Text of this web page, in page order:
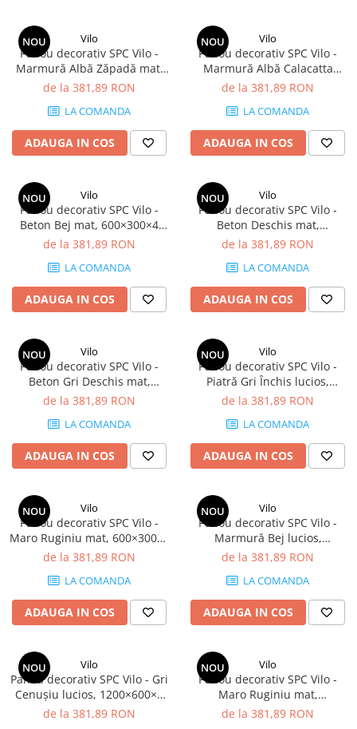
NOU Vilo
Panou decorativ SPC Vilo -
Marmură Albă Zăpadă mat,
600×300×4 mm, 2.34 mp/cutie
de la 381,89 RON
LA COMANDA
ADAUGA IN COS
NOU Vilo
Panou decorativ SPC Vilo -
Marmură Albă Calacatta
lucios, 600×300×4 mm, 2.34
de la 381,89 RON
LA COMANDA
ADAUGA IN COS
NOU Vilo
Panou decorativ SPC Vilo -
Beton Bej mat, 600×300×4
mm, 2.34 mp/cutie (13
de la 381,89 RON
LA COMANDA
ADAUGA IN COS
NOU Vilo
Panou decorativ SPC Vilo -
Beton Deschis mat,
600×300×4 mm, 2.34 mp/cutie
de la 381,89 RON
LA COMANDA
ADAUGA IN COS
NOU Vilo
Panou decorativ SPC Vilo -
Beton Gri Deschis mat,
600×300×4 mm, 2.34 mp/cutie
de la 381,89 RON
LA COMANDA
ADAUGA IN COS
NOU Vilo
Panou decorativ SPC Vilo -
Piatră Gri Închis lucios,
600×300×4 mm, 2.34 mp/cutie
de la 381,89 RON
LA COMANDA
ADAUGA IN COS
NOU Vilo
Panou decorativ SPC Vilo -
Maro Ruginiu mat, 600×300×4
mm, 2.34 mp/cutie (13
de la 381,89 RON
LA COMANDA
ADAUGA IN COS
NOU Vilo
Panou decorativ SPC Vilo -
Marmură Bej lucios,
600×300×4 mm, 2.34 mp/cutie
de la 381,89 RON
LA COMANDA
ADAUGA IN COS
NOU Vilo
Panou decorativ SPC Vilo - Gri
Cenușiu lucios, 1200×600×4
mm, 2.88 mp/cutie (4 panouri)
de la 381,89 RON
NOU Vilo
Panou decorativ SPC Vilo -
Maro Ruginiu mat,
1200×600×4 mm, 2.88
de la 381,89 RON